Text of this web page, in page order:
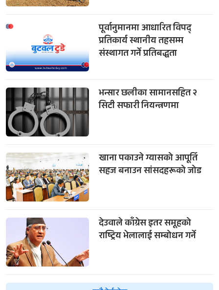
पूर्वानुमानमा आधारित विपद्
प्रतिकार्य स्थानीय तहसम्म
संस्थागत गर्ने प्रतिबद्धता
भन्सार छलीका सामानसहित २
सिटी सफारी नियन्त्रणमा
खाना पकाउने ग्यासको आपूर्ति
सहज बनाउन सांसदहरूको जोड
देउवाले काँग्रेस इतर समूहको
राष्ट्रिय भेलालाई सम्बोधन गर्ने